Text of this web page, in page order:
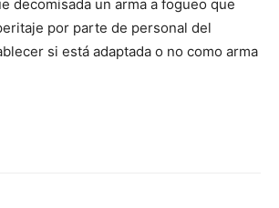
decomisada un arma a fogueo que
por parte de personal del
si está adaptada o no como arma